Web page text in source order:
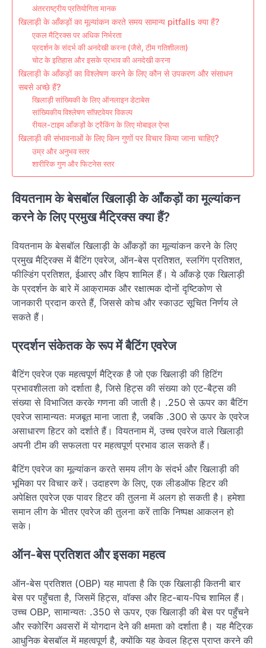
अंतरराष्ट्रीय प्रतियोगिता मानक
खिलाड़ी के आँकड़ों का मूल्यांकन करते समय सामान्य pitfalls क्या हैं?
एकल मैट्रिक्स पर अधिक निर्भरता
प्रदर्शन के संदर्भ की अनदेखी करना (जैसे, टीम गतिशीलता)
चोट के इतिहास और इसके प्रभाव की अनदेखी करना
खिलाड़ी के आँकड़ों का विश्लेषण करने के लिए कौन से उपकरण और संसाधन
सबसे अच्छे हैं?
खिलाड़ी सांख्यिकी के लिए ऑनलाइन डेटाबेस
सांख्यिकीय विश्लेषण सॉफ़्टवेयर विकल्प
रीयल-टाइम आँकड़ों के ट्रैकिंग के लिए मोबाइल ऐप्स
खिलाड़ी की संभावनाओं के लिए किन गुणों पर विचार किया जाना चाहिए?
उम्र और अनुभव स्तर
शारीरिक गुण और फिटनेस स्तर
वियतनाम के बेसबॉल खिलाड़ी के आँकड़ों का मूल्यांकन
करने के लिए प्रमुख मैट्रिक्स क्या हैं?
वियतनाम के बेसबॉल खिलाड़ी के आँकड़ों का मूल्यांकन करने के लिए
प्रमुख मैट्रिक्स में बैटिंग एवरेज, ऑन-बेस प्रतिशत, स्लगिंग प्रतिशत,
फील्डिंग प्रतिशत, ईआरए और व्हिप शामिल हैं। ये आँकड़े एक खिलाड़ी
के प्रदर्शन के बारे में आक्रामक और रक्षात्मक दोनों दृष्टिकोण से
जानकारी प्रदान करते हैं, जिससे कोच और स्काउट सूचित निर्णय ले
सकते हैं।
प्रदर्शन संकेतक के रूप में बैटिंग एवरेज
बैटिंग एवरेज एक महत्वपूर्ण मैट्रिक है जो एक खिलाड़ी की हिटिंग
प्रभावशीलता को दर्शाता है, जिसे हिट्स की संख्या को एट-बैट्स की
संख्या से विभाजित करके गणना की जाती है। .250 से ऊपर का बैटिंग
एवरेज सामान्यतः मजबूत माना जाता है, जबकि .300 से ऊपर के एवरेज
असाधारण हिटर को दर्शाते हैं। वियतनाम में, उच्च एवरेज वाले खिलाड़ी
अपनी टीम की सफलता पर महत्वपूर्ण प्रभाव डाल सकते हैं।
बैटिंग एवरेज का मूल्यांकन करते समय लीग के संदर्भ और खिलाड़ी की
भूमिका पर विचार करें। उदाहरण के लिए, एक लीडऑफ हिटर की
अपेक्षित एवरेज एक पावर हिटर की तुलना में अलग हो सकती है। हमेशा
समान लीग के भीतर एवरेज की तुलना करें ताकि निष्पक्ष आकलन हो
सके।
ऑन-बेस प्रतिशत और इसका महत्व
ऑन-बेस प्रतिशत (OBP) यह मापता है कि एक खिलाड़ी कितनी बार
बेस पर पहुँचता है, जिसमें हिट्स, वॉक्स और हिट-बाय-पिच शामिल हैं।
उच्च OBP, सामान्यतः .350 से ऊपर, एक खिलाड़ी की बेस पर पहुँचने
और स्कोरिंग अवसरों में योगदान देने की क्षमता को दर्शाता है। यह मैट्रिक
आधुनिक बेसबॉल में महत्वपूर्ण है, क्योंकि यह केवल हिट्स प्राप्त करने की